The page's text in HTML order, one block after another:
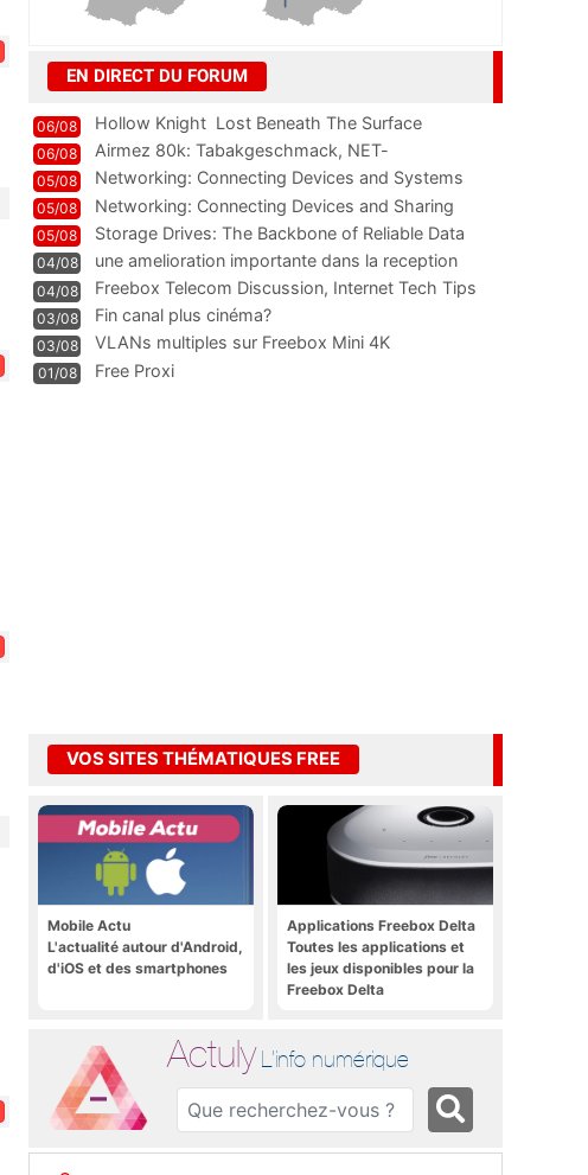
EN DIRECT DU FORUM
06/08 Hollow Knight  Lost Beneath The Surface
06/08
Airmez 80k: Tabakgeschmack, NET-
Technologie und Leistung im
05/08 Networking: Connecting Devices and Systems
05/08
Networking: Connecting Devices and Sharing
Information
05/08
Storage Drives: The Backbone of Reliable Data
Management
04/08
une amelioration importante dans la reception
WIFI
04/08
Freebox Telecom Discussion, Internet Tech Tips
Communi
03/08 Fin canal plus cinéma?
03/08 VLANs multiples sur Freebox Mini 4K
01/08 Free Proxi
VOS SITES THÉMATIQUES FREE
Mobile Actu
L'actualité autour d'Android,
d'iOS et des smartphones
Applications Freebox Delta
Toutes les applications et
les jeux disponibles pour la
Freebox Delta
Actuly L'info numérique